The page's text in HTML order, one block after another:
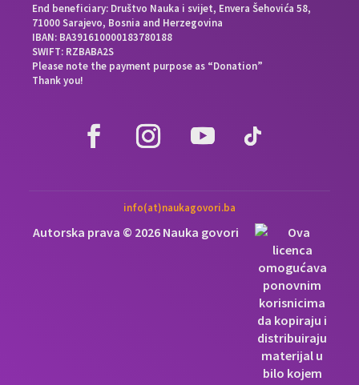
End beneficiary: Društvo Nauka i svijet, Envera Šehovića 58,
71000 Sarajevo, Bosnia and Herzegovina
IBAN: BA391610000183780188
SWIFT: RZBABA2S
Please note the payment purpose as “Donation”
Thank you!
info(at)naukagovori.ba
Autorska prava © 2026 Nauka govori